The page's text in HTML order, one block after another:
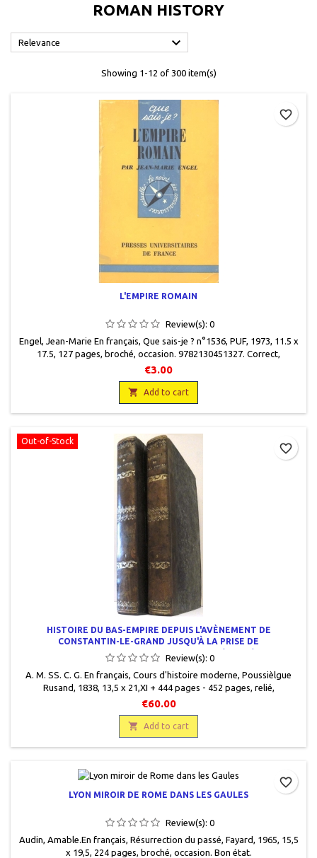
ROMAN HISTORY
Relevance 
Showing 1-12 of 300 item(s)
L'EMPIRE ROMAIN
Review(s): 0
Engel, Jean-Marie En français , Que sais-je ? n°1536, PUF, 1973 , 11.5 x
17.5, 127 pages, broché, occasion. 9782130451327 . Correct,
couverture défraîchie. Annotations en marge et soulignés dans le
texte .1ère édition.
€3.00
 Add to cart
favorite_border
Out-of-Stock
HISTOIRE DU BAS-EMPIRE DEPUIS L'AVÈNEMENT DE
CONSTANTIN-LE-GRAND JUSQU'À LA PRISE DE
CONSTANTINOPLE PAR MAHOMET II (2 VOL.)
Review(s): 0
A. M. SS. C. G. En français, Cours d'histoire moderne, Poussièlgue
Rusand, 1838, 13,5 x 21,XI + 444 pages - 452 pages, relié,
occasion.Demi cuir, dos lisse avec titre et motifs gravés or,plats
cartonnés marbrés vert, pages de garde colorées,nombreuses
rousseurs. Les deux volumes.
€60.00
 Add to cart
favorite_border
LYON MIROIR DE ROME DANS LES GAULES
Review(s): 0
Audin, Amable.En français, Résurrection du passé, Fayard, 1965, 15,5
x 19,5, 224 pages, broché, occasion. Bon état.
favorite_border